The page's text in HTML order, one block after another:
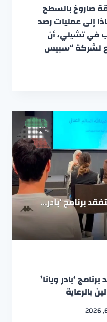
صاروخ بالسطح
إلى عمليات رصد
في تشيلي، أن
9” التابع لشركة “سبيس
‘بادر ويانا’
بالرعاية